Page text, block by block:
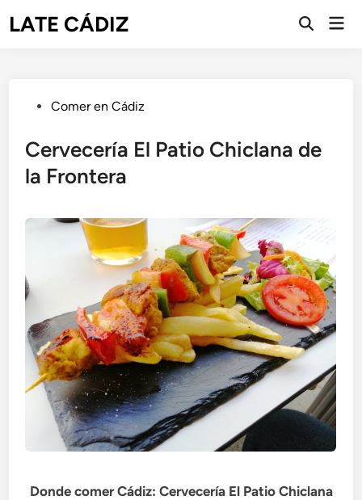
LATE CÁDIZ
Abrir
Publicado
Comer en Cádiz
Cervecería El Patio Chiclana de
la Frontera
Donde comer Cádiz: Cervecería El Patio Chiclana